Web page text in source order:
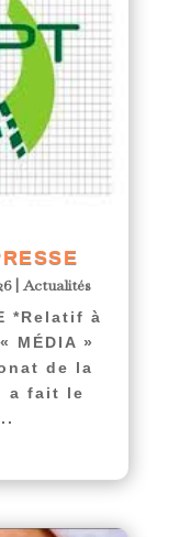
|Actualités
*Relatif à
MÉDIA »
de la
a fait le